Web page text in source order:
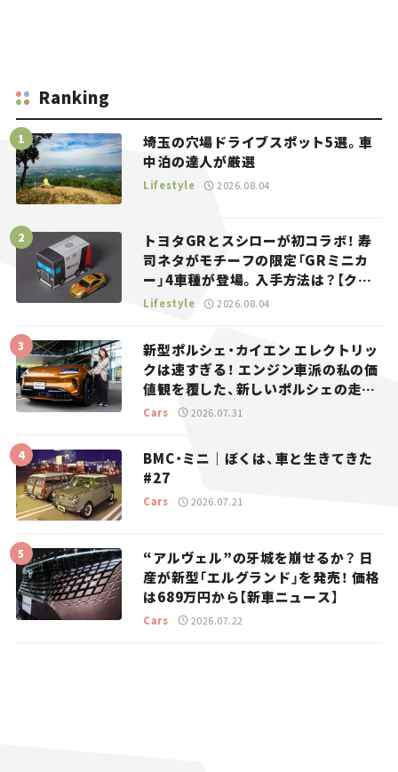
Ranking
埼玉の穴場ドライブスポット5選。車
中泊の達人が厳選
Lifestyle 2026.08.04
トヨタGRとスシローが初コラボ！ 寿
司ネタがモチーフの限定「GRミニカ
ー」4車種が登場。入手方法は？【クル
マとホビー】
Lifestyle 2026.08.04
新型ポルシェ・カイエン エレクトリッ
クは速すぎる！ エンジン車派の私の価
値観を覆した、新しいポルシェの走
り。
Cars 2026.07.31
BMC・ミニ｜ぼくは、車と生きてきた
#27
Cars 2026.07.21
“アルヴェル”の牙城を崩せるか？ 日
産が新型「エルグランド」を発売！ 価格
は689万円から【新車ニュース】
Cars 2026.07.22